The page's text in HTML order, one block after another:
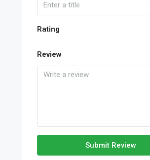
Rating
Review
Submit Review